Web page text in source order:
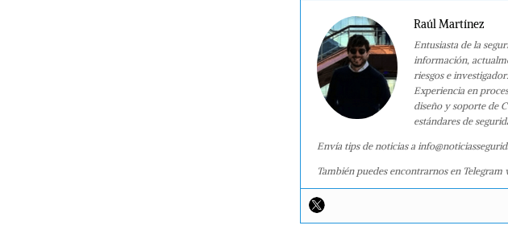
Raúl Martínez
Entusiasta de la
información,
riesgos e investigador.
Experiencia en
diseño y soporte de
estándares de
Envía tips de noticias a
También puedes encontrarnos en